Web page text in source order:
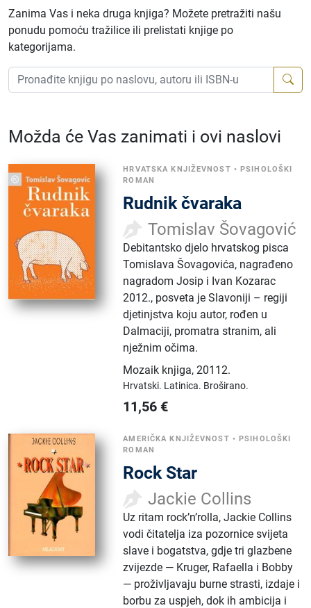
Zanima Vas i neka druga knjiga? Možete pretražiti našu
ponudu pomoću tražilice ili prelistati knjige po
kategorijama.
Možda će Vas zanimati i ovi naslovi
HRVATSKA KNJIŽEVNOST •PSIHOLOŠKI
ROMAN
Rudnik čvaraka
Tomislav Šovagović
Debitantsko djelo hrvatskog pisca
Tomislava Šovagovića, nagrađeno
nagradom Josip i Ivan Kozarac
2012., posveta je Slavoniji – regiji
djetinjstva koju autor, rođen u
Dalmaciji, promatra stranim, ali
nježnim očima.
Mozaik knjiga,20112.
Hrvatski. Latinica. Broširano.
11,56 €
AMERIČKA KNJIŽEVNOST •PSIHOLOŠKI
ROMAN
Rock Star
Jackie Collins
Uz ritam rock’n’rolla, Jackie Collins
vodi čitatelja iza pozornice svijeta
slave i bogatstva, gdje tri glazbene
zvijezde — Kruger, Rafaella i Bobby
— proživljavaju burne strasti, izdaje i
borbu za uspjeh, dok ih ambicija i